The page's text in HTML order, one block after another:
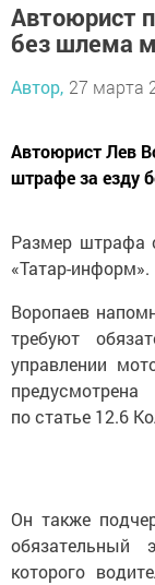
Автоюрист
без шлема
Автор, 27 марта
Автоюрист Лев
штрафе за езду
Размер штрафа
«Татар-информ».
Воропаев
требуют
управлении
предусмотрена
по статье 12.6
Он также
обязательный
которого